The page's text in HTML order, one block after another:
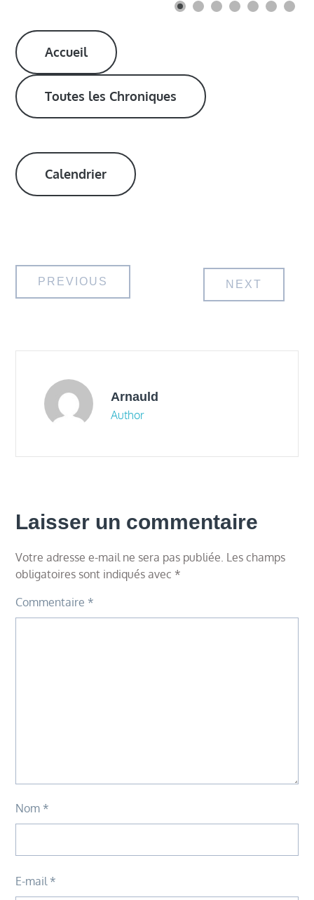
Accueil
Toutes les Chroniques
Calendrier
Navigation
PREVIOUS NEXT
Arnauld
Author
Laisser un commentaire
Votre adresse e-mail ne sera pas publiée. Les champs
obligatoires sont indiqués avec *
Commentaire *
Nom *
E-mail *